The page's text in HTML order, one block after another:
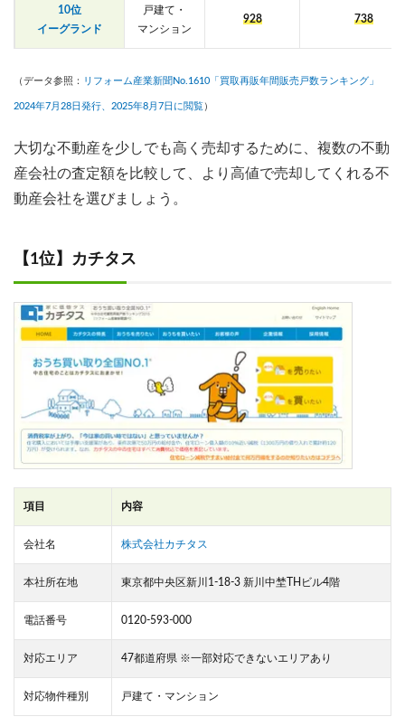
10位
イーグランド
戸建て・
マンション
928 738
（データ参照： リフォーム産業新聞No.1610「買取再販年間販売戸数ランキング」
2024年7月28日発行、2025年8月7日に閲覧）
大切な不動産を少しでも高く売却するために、複数の不動
産会社の査定額を比較して、より高値で売却してくれる不
動産会社を選びましょう。
【1位】カチタス
項目 内容
会社名 株式会社カチタス
本社所在地 東京都中央区新川1-18-3 新川中埜THビル4階
電話番号 0120-593-000
対応エリア 47都道府県 ※一部対応できないエリアあり
対応物件種別 戸建て・マンション